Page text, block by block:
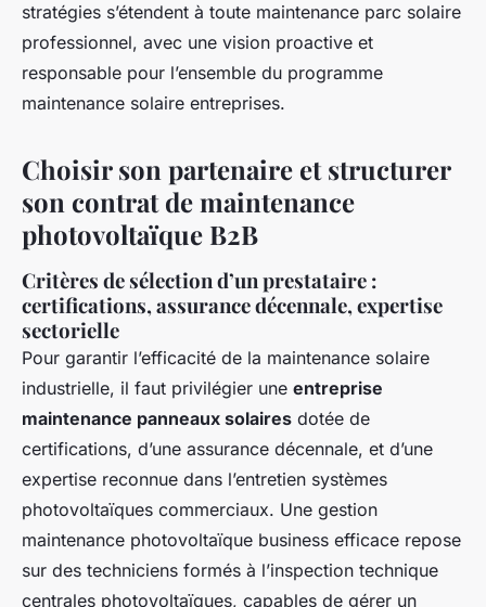
stratégies s’étendent à toute maintenance parc solaire
professionnel, avec une vision proactive et
responsable pour l’ensemble du programme
maintenance solaire entreprises.
Choisir son partenaire et structurer
son contrat de maintenance
photovoltaïque B2B
Critères de sélection d’un prestataire :
certifications, assurance décennale, expertise
sectorielle
Pour garantir l’efficacité de la maintenance solaire
industrielle, il faut privilégier une entreprise
maintenance panneaux solaires dotée de
certifications, d’une assurance décennale, et d’une
expertise reconnue dans l’entretien systèmes
photovoltaïques commerciaux. Une gestion
maintenance photovoltaïque business efficace repose
sur des techniciens formés à l’inspection technique
centrales photovoltaïques, capables de gérer un